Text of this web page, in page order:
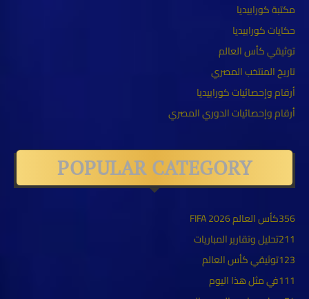
مكتبة كورابيديا
حكايات كورابيديا
توثيقي كأس العالم
تاريخ المنتخب المصري
أرقام وإحصائيات كورابيديا
أرقام وإحصائيات الدوري المصري
POPULAR CATEGORY
كأس العالم FIFA 2026356
تحليل وتقارير المباريات211
توثيقي كأس العالم123
في مثل هذا اليوم111